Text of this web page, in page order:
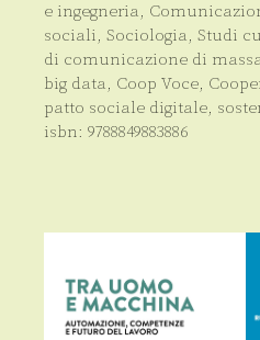
e ingegneria,
sociali, Sociologia, Studi
di comunicazione di
big data, Coop Voce,
patto sociale digitale,
isbn: 9788849883886